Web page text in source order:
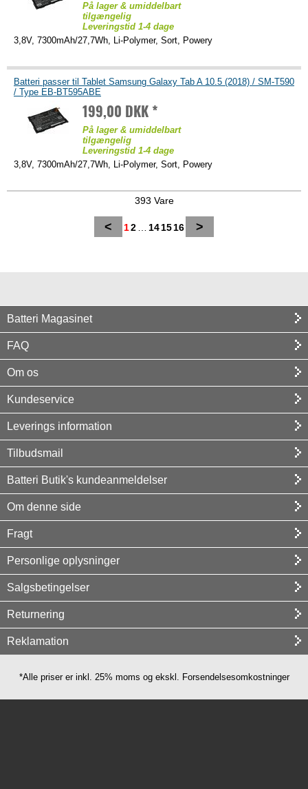
På lager & umiddelbart
tilgængelig
Leveringstid 1-4 dage
3,8V, 7300mAh/27,7Wh, Li-Polymer, Sort, Powery
Batteri passer til Tablet Samsung Galaxy Tab A 10.5 (2018) / SM-T590
/ Type EB-BT595ABE
199,00 DKK *
På lager & umiddelbart
tilgængelig
Leveringstid 1-4 dage
3,8V, 7300mAh/27,7Wh, Li-Polymer, Sort, Powery
393 Vare
< 12 141516 >
Batteri Magasinet
FAQ
Om os
Kundeservice
Leverings information
Tilbudsmail
Batteri Butik's kundeanmeldelser
Om denne side
Fragt
Personlige oplysninger
Salgsbetingelser
Returnering
Reklamation
*Alle priser er inkl. 25% moms og ekskl. Forsendelsesomkostninger